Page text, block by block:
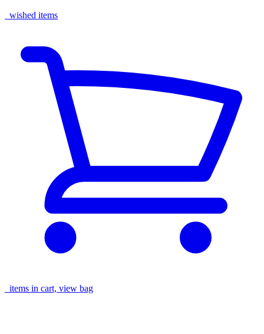
wished items
items in cart, view bag